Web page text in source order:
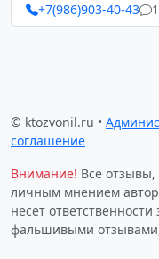
+7(986)903-40-43 1
© ktozvonil.ru •
соглашение
Внимание! Все
личным мнением
несет
фальшивыми